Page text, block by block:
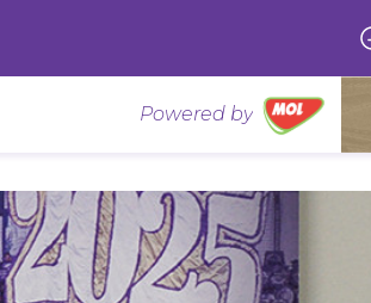
Powered by